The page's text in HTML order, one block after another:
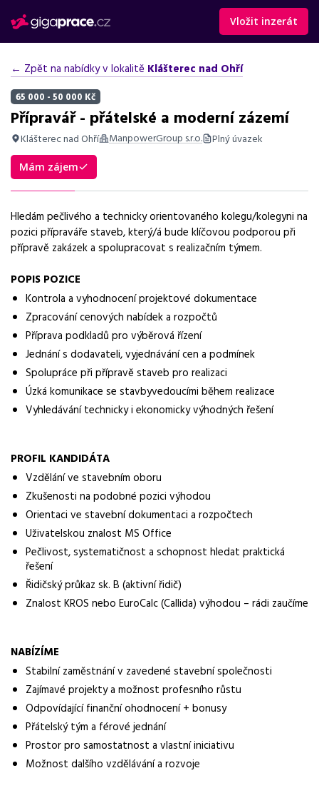
Vložit inzerát
← Zpět na nabídky v lokalitě Klášterec nad Ohří
65 000 - 50 000 Kč
Přípravář - přátelské a moderní zázemí
Klášterec nad Ohří ManpowerGroup s.r.o. Plný úvazek
Shrnutí nabídky
Nabídka práce přípraváře staveb v Klášterci nad Ohří, vhodná
Základní informace
Přípravář
Normalizovaná profese
přípravář
Obor / skupina
stavebnictví
Lokalita nabídky
Klášterec nad Ohří
ManpowerGroup s.r.o.
Typ úvazku
Plný úvazek
Mzda
65 000 - 50 000 Kč
Forma práce
práce na pracovišti
Vzdělání ve stavebním oboru, Zkušenosti na podobné pozici
Mám zájem
Hledám pečlivého a technicky orientovaného kolegu/kolegyni na
pozici přípraváře staveb, který/á bude klíčovou podporou při
přípravě zakázek a spolupracovat s realizačním týmem.
POPIS POZICE
Kontrola a vyhodnocení projektové dokumentace
Zpracování cenových nabídek a rozpočtů
Příprava podkladů pro výběrová řízení
Jednání s dodavateli, vyjednávání cen a podmínek
Spolupráce při přípravě staveb pro realizaci
Úzká komunikace se stavbyvedoucími během realizace
Vyhledávání technicky i ekonomicky výhodných řešení
PROFIL KANDIDÁTA
Vzdělání ve stavebním oboru
Zkušenosti na podobné pozici výhodou
Orientaci ve stavební dokumentaci a rozpočtech
Uživatelskou znalost MS Office
Pečlivost, systematičnost a schopnost hledat praktická
řešení
Řidičský průkaz sk. B (aktivní řidič)
Znalost KROS nebo EuroCalc (Callida) výhodou – rádi zaučíme
NABÍZÍME
Stabilní zaměstnání v zavedené stavební společnosti
Zajímavé projekty a možnost profesního růstu
Odpovídající finanční ohodnocení + bonusy
Přátelský tým a férové jednání
Prostor pro samostatnost a vlastní iniciativu
Možnost dalšího vzdělávání a rozvoje